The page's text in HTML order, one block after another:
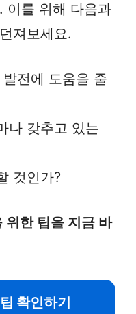
이를 위해 다음과
져보세요.
전에 도움을 줄
나 갖추고 있는
것인가?
위한 팁을 지금 바
확인하기